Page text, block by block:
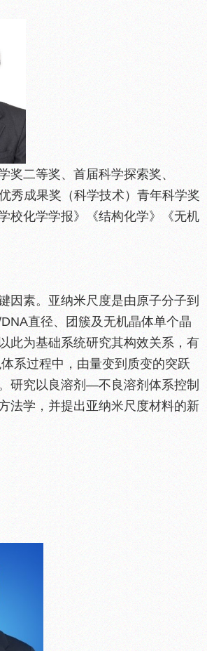
奖二等奖、首届科学探索奖、
秀成果奖（科学技术）青年科学奖
校化学学报》《结构化学》《无机
因素。亚纳米尺度是由原子分子到
直径、团簇及无机晶体单个晶
此为基础系统研究其构效关系，有
系过程中，由量变到质变的突跃
研究以良溶剂—不良溶剂体系控制
法学，并提出亚纳米尺度材料的新